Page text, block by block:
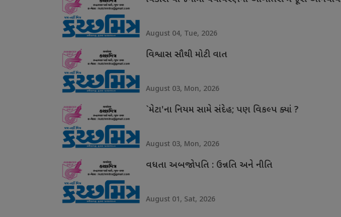
August 04, Tue, 2026
વિશ્વાસ સૌથી મોટી વાત
August 03, Mon, 2026
`મેટા'ના નિયમ સામે સંદેહ; પણ વિકલ્પ ક્યાં ?
August 03, Mon, 2026
વધતા અબજોપતિ : ઉન્નતિ અને નીતિ
August 01, Sat, 2026